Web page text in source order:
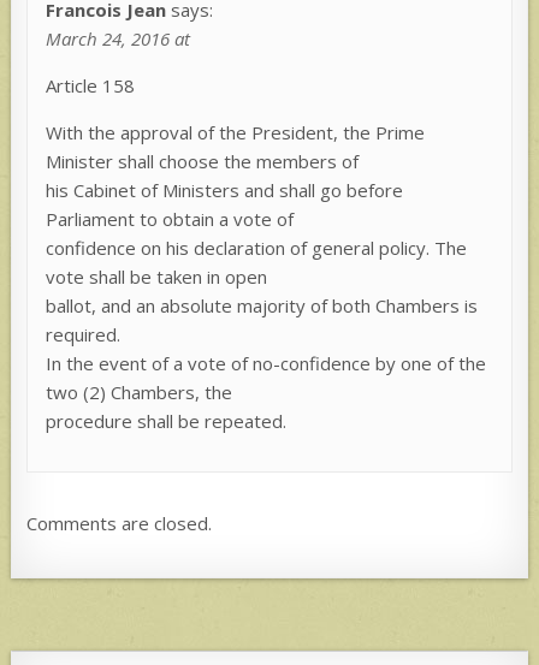
Francois Jean says:
March 24, 2016 at
Article 158
With the approval of the President, the Prime
Minister shall choose the members of
his Cabinet of Ministers and shall go before
Parliament to obtain a vote of
confidence on his declaration of general policy. The
vote shall be taken in open
ballot, and an absolute majority of both Chambers is
required.
In the event of a vote of no-confidence by one of the
two (2) Chambers, the
procedure shall be repeated.
Comments are closed.